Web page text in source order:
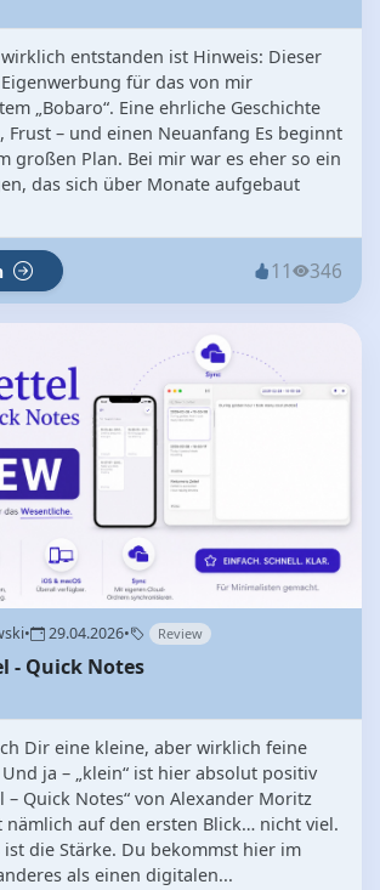
entstanden ist Hinweis: Dieser
für das von mir
„Bobaro“. Eine ehrliche Geschichte
Frust – und einen Neuanfang Es beginnt
großen Plan. Bei mir war es eher so ein
das sich über Monate aufgebaut
11 346
• 29.04.2026• Review
- Quick Notes
Dir eine kleine, aber wirklich feine
ja – „klein“ ist hier absolut positiv
– Quick Notes“ von Alexander Moritz
nämlich auf den ersten Blick… nicht viel.
die Stärke. Du bekommst hier im
als einen digitalen...